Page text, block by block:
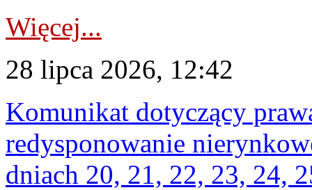
Więcej...
28 lipca 2026, 12:42
Komunikat dotyczący
redysponowanie
dniach 20, 21, 22, 23, 24,